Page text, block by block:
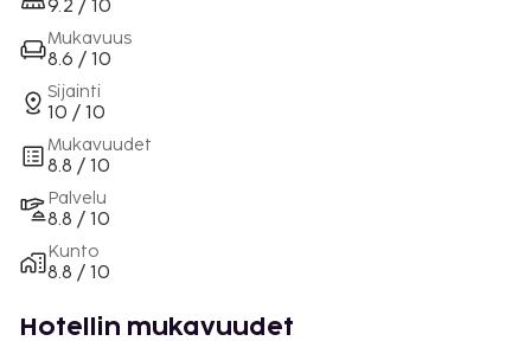
9.2 / 10
Mukavuus
8.6 / 10
Sijainti
10 / 10
Mukavuudet
8.8 / 10
Palvelu
8.8 / 10
Kunto
8.8 / 10
Hotellin mukavuudet